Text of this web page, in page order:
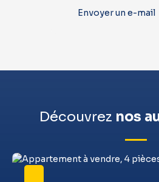
Envoyer un e-mail
Découvrez nos